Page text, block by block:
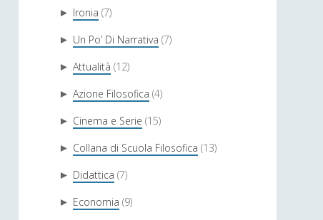
► Ironia (7)
► Un Po’ Di Narrativa (7)
► Attualità (12)
► Azione Filosofica (4)
► Cinema e Serie (15)
► Collana di Scuola Filosofica (13)
► Didattica (7)
► Economia (9)